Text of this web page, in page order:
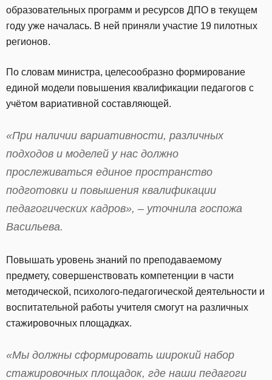
образовательных программ и ресурсов ДПО в текущем
году уже началась. В ней приняли участие 19 пилотных
регионов.
По словам министра, целесообразно формирование
единой модели повышения квалификации педагогов с
учётом вариативной составляющей.
«При наличии вариативности, различных
подходов и моделей у нас должно
прослеживаться единое пространство
подготовки и повышения квалификации
педагогических кадров», – уточнила госпожа
Васильева.
Повышать уровень знаний по преподаваемому
предмету, совершенствовать компетенции в части
методической, психолого-педагогической деятельности и
воспитательной работы учителя смогут на различных
стажировочных площадках.
«Мы должны сформировать широкий набор
стажировочных площадок, где наши педагоги